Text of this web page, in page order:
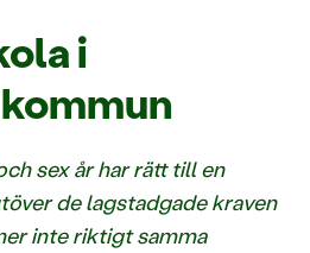
i
sex år har rätt till en
de lagstadgade kraven
inte riktigt samma